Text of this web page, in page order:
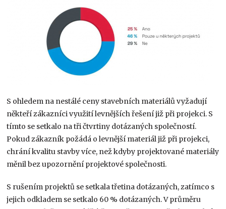
S ohledem na nestálé ceny stavebních materiálů vyžadují
někteří zákazníci využití levnějších řešení již při projekci. S
tímto se setkalo na tři čtvrtiny dotázaných společností.
Pokud zákazník požádá o levnější materiál již při projekci,
chrání kvalitu stavby více, než kdyby projektované materiály
měnil bez upozornění projektové společnosti.
S rušením projektů se setkala třetina dotázaných, zatímco s
jejich odkladem se setkalo 60 % dotázaných. V průměru